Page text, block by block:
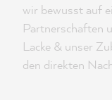
wir bewusst auf
Partnerschaften
Lacke & unser
den direkten